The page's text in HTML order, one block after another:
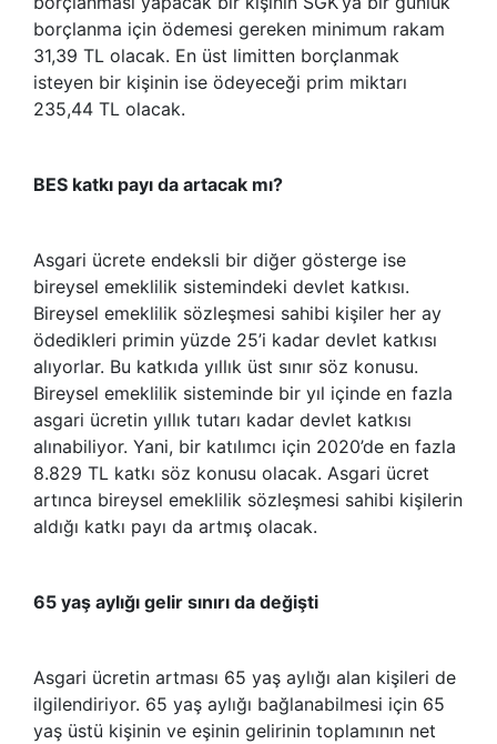
borçlanma için ödemesi gereken minimum rakam
31,39 TL olacak. En üst limitten borçlanmak
isteyen bir kişinin ise ödeyeceği prim miktarı
235,44 TL olacak.
BES katkı payı da artacak mı?
Asgari ücrete endeksli bir diğer gösterge ise
bireysel emeklilik sistemindeki devlet katkısı.
Bireysel emeklilik sözleşmesi sahibi kişiler her ay
ödedikleri primin yüzde 25’i kadar devlet katkısı
alıyorlar. Bu katkıda yıllık üst sınır söz konusu.
Bireysel emeklilik sisteminde bir yıl içinde en fazla
asgari ücretin yıllık tutarı kadar devlet katkısı
alınabiliyor. Yani, bir katılımcı için 2020’de en fazla
8.829 TL katkı söz konusu olacak. Asgari ücret
artınca bireysel emeklilik sözleşmesi sahibi kişilerin
aldığı katkı payı da artmış olacak.
65 yaş aylığı gelir sınırı da değişti
Asgari ücretin artması 65 yaş aylığı alan kişileri de
ilgilendiriyor. 65 yaş aylığı bağlanabilmesi için 65
yaş üstü kişinin ve eşinin gelirinin toplamının net